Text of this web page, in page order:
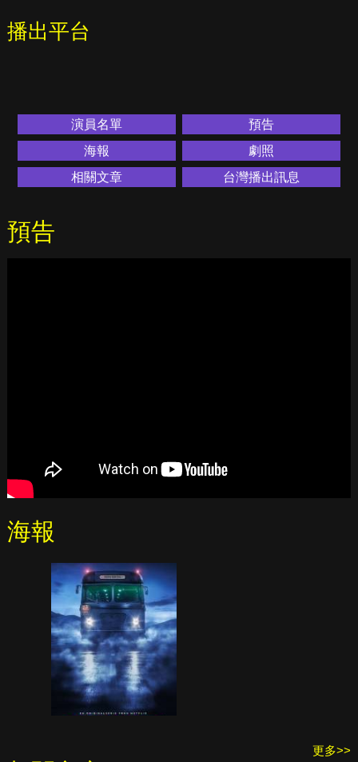
播出平台
演員名單
預告
海報
劇照
相關文章
台灣播出訊息
預告
海報
更多>>